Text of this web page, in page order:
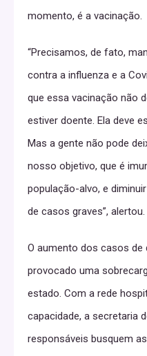
momento, é a vacinação.
“Precisamos, de fato,
contra a influenza e a
que essa vacinação não
estiver doente. Ela deve
Mas a gente não pode
nosso objetivo, que é
população-alvo, e
de casos graves”, alertou.
O aumento dos casos
provocado uma
estado. Com a rede
capacidade, a secretaria
responsáveis busquem